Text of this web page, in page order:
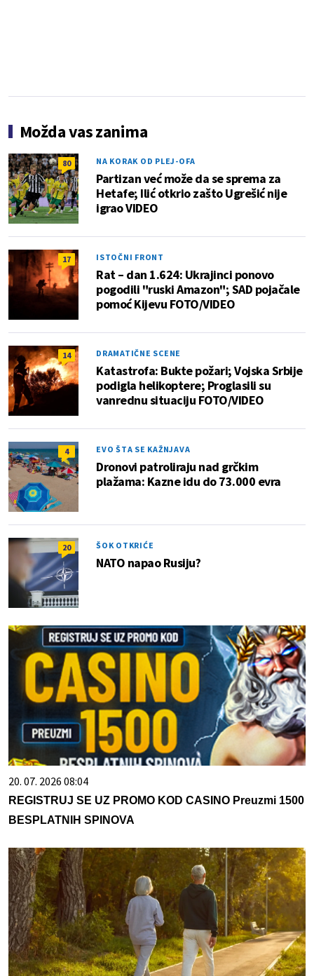
Možda vas zanima
80 NA KORAK OD PLEJ-OFA
Partizan već može da se sprema za
Hetafe; Ilić otkrio zašto Ugrešić nije
igrao VIDEO
17 ISTOČNI FRONT
Rat – dan 1.624: Ukrajinci ponovo
pogodili "ruski Amazon"; SAD pojačale
pomoć Kijevu FOTO/VIDEO
14 DRAMATIČNE SCENE
Katastrofa: Bukte požari; Vojska Srbije
podigla helikoptere; Proglasili su
vanrednu situaciju FOTO/VIDEO
4 EVO ŠTA SE KAŽNJAVA
Dronovi patroliraju nad grčkim
plažama: Kazne idu do 73.000 evra
20 ŠOK OTKRIĆE
NATO napao Rusiju?
20. 07. 2026 08:04
REGISTRUJ SE UZ PROMO KOD CASINO Preuzmi 1500
BESPLATNIH SPINOVA